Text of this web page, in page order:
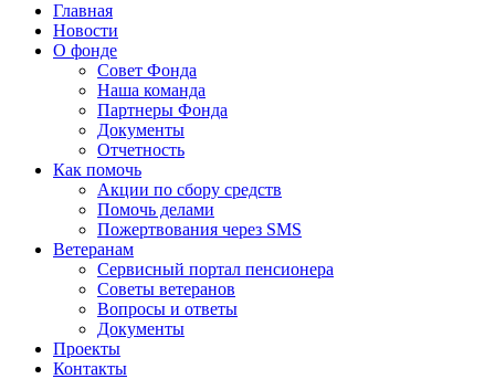
Главная
Новости
О фонде
Совет Фонда
Наша команда
Партнеры Фонда
Документы
Отчетность
Как помочь
Акции по сбору средств
Помочь делами
Пожертвования через SMS
Ветеранам
Сервисный портал пенсионера
Советы ветеранов
Вопросы и ответы
Документы
Проекты
Контакты